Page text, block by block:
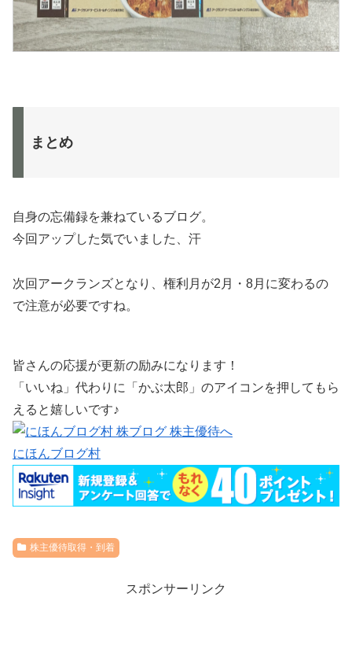
まとめ
自身の忘備録を兼ねているブログ。
今回アップした気でいました、汗
次回アークランズとなり、権利月が2月・8月に変わるの
で注意が必要ですね。
皆さんの応援が更新の励みになります！
「いいね」代わりに「かぶ太郎」のアイコンを押してもら
えると嬉しいです♪
にほんブログ村
株主優待取得・到着
スポンサーリンク